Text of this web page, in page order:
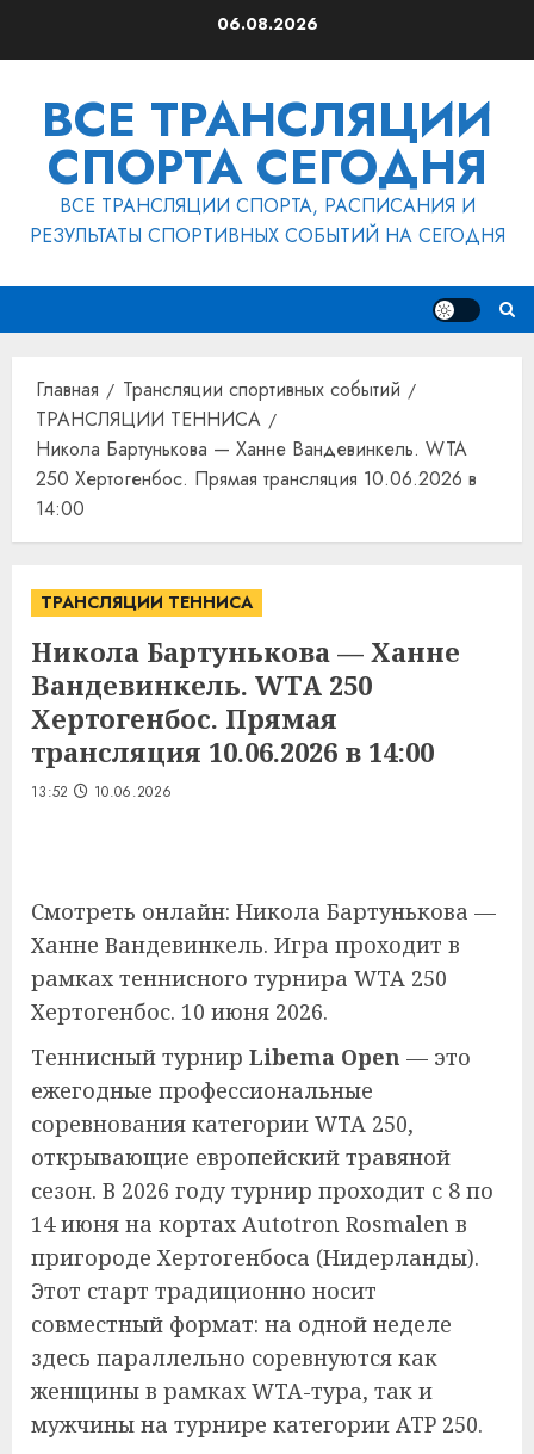
06.08.2026
ВСЕ ТРАНСЛЯЦИИ
СПОРТА СЕГОДНЯ
ВСЕ ТРАНСЛЯЦИИ СПОРТА, РАСПИСАНИЯ И
РЕЗУЛЬТАТЫ СПОРТИВНЫХ СОБЫТИЙ НА СЕГОДНЯ
Главная
Трансляции спортивных событий
ТРАНСЛЯЦИИ ТЕННИСА
Никола Бартунькова — Ханне Вандевинкель. WTA
250 Хертогенбос. Прямая трансляция 10.06.2026 в
14:00
ТРАНСЛЯЦИИ ТЕННИСА
Никола Бартунькова — Ханне
Вандевинкель. WTA 250
Хертогенбос. Прямая
трансляция 10.06.2026 в 14:00
13:52 10.06.2026
Смотреть онлайн: Никола Бартунькова —
Ханне Вандевинкель. Игра проходит в
рамках теннисного турнира WTA 250
Хертогенбос. 10 июня 2026.
Теннисный турнир Libema Open — это
ежегодные профессиональные
соревнования категории WTA 250,
открывающие европейский травяной
сезон. В 2026 году турнир проходит с 8 по
14 июня на кортах Autotron Rosmalen в
пригороде Хертогенбоса (Нидерланды).
Этот старт традиционно носит
совместный формат: на одной неделе
здесь параллельно соревнуются как
женщины в рамках WTA-тура, так и
мужчины на турнире категории ATP 250.